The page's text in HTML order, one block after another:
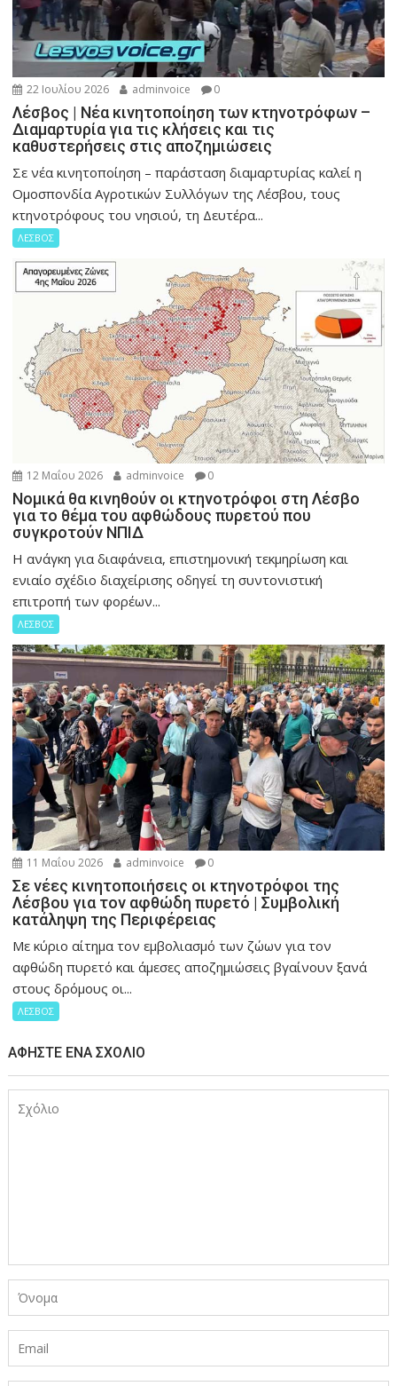
22 Ιουλίου 2026 adminvoice 0
Λέσβος | Νέα κινητοποίηση των κτηνοτρόφων –
Διαμαρτυρία για τις κλήσεις και τις
καθυστερήσεις στις αποζημιώσεις
Σε νέα κινητοποίηση – παράσταση διαμαρτυρίας καλεί η
Ομοσπονδία Αγροτικών Συλλόγων της Λέσβου, τους
κτηνοτρόφους του νησιού, τη Δευτέρα...
ΛΕΣΒΟΣ
12 Μαΐου 2026 adminvoice 0
Νομικά θα κινηθούν οι κτηνοτρόφοι στη Λέσβο
για το θέμα του αφθώδους πυρετού που
συγκροτούν ΝΠΙΔ
Η ανάγκη για διαφάνεια, επιστημονική τεκμηρίωση και
ενιαίο σχέδιο διαχείρισης οδηγεί τη συντονιστική
επιτροπή των φορέων...
ΛΕΣΒΟΣ
11 Μαΐου 2026 adminvoice 0
Σε νέες κινητοποιήσεις οι κτηνοτρόφοι της
Λέσβου για τον αφθώδη πυρετό | Συμβολική
κατάληψη της Περιφέρειας
Με κύριο αίτημα τον εμβολιασμό των ζώων για τον
αφθώδη πυρετό και άμεσες αποζημιώσεις βγαίνουν ξανά
στους δρόμους οι...
ΛΕΣΒΟΣ
ΑΦΉΣΤΕ ΈΝΑ ΣΧΌΛΙΟ